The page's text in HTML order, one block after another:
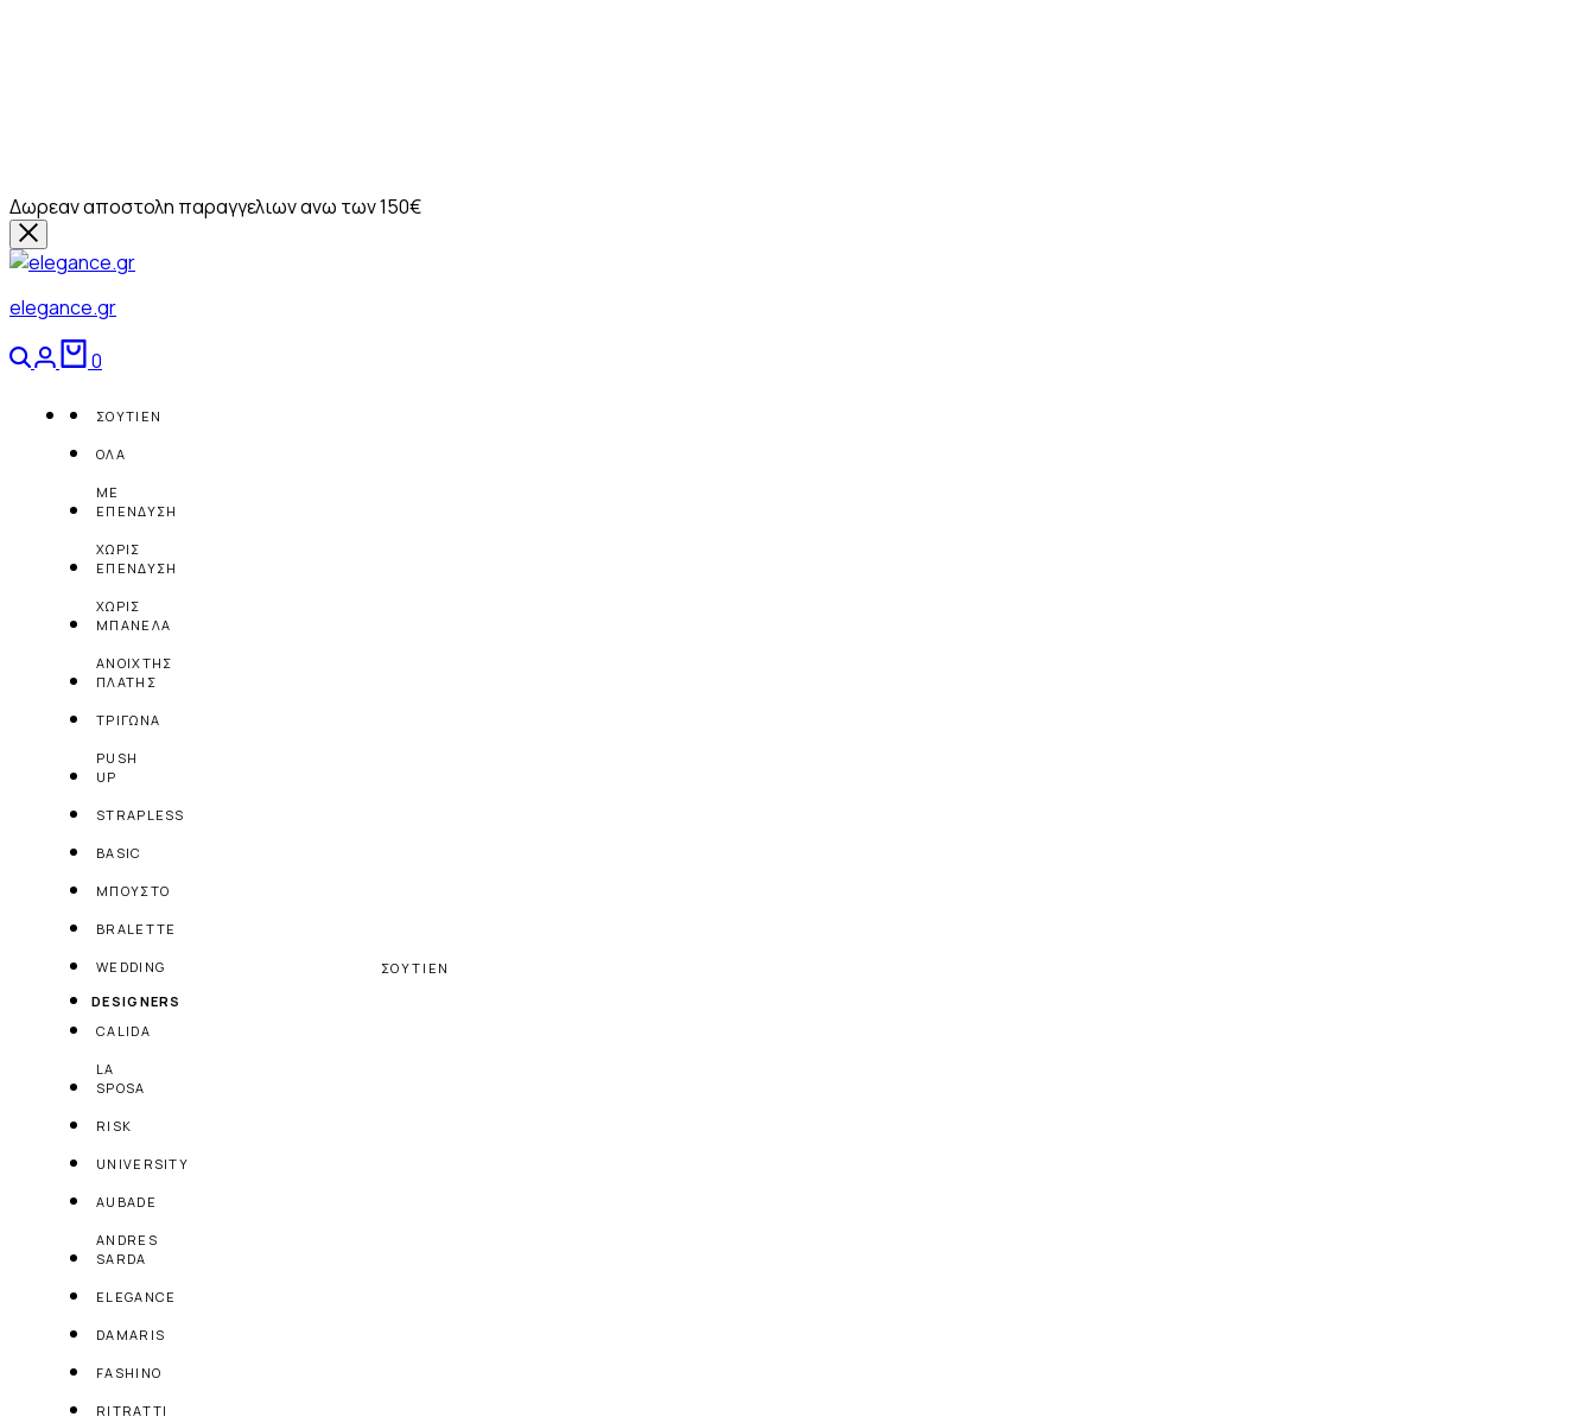
Δωρεαν αποστολη παραγγελιων ανω των 150€
elegance.gr
Αναζήτηση
Login
0
ΣΟΥΤΙΕΝ
ΟΛΑ
ΜΕ
ΕΠΕΝΔΥΣΗ
ΧΩΡΙΣ
ΕΠΕΝΔΥΣΗ
ΧΩΡΙΣ
ΜΠΑΝΕΛΑ
ΑΝΟΙΧΤΗΣ
ΠΛΑΤΗΣ
ΤΡΙΓΩΝΑ
PUSH
UP
STRAPLESS
BASIC
ΜΠΟΥΣΤΟ
BRALETTE
WEDDING
DESIGNERS
CALIDA
LA
SPOSA
RISK
UNIVERSITY
AUBADE
ANDRES
SARDA
ELEGANCE
DAMARIS
FASHINO
RITRATTI
ΣΟΥΤΙΕΝ